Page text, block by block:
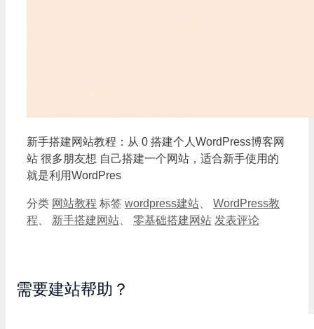
新手搭建网站教程：从 0 搭建个人WordPress博客网
站 很多朋友想 自己搭建一个网站，适合新手使用的
就是利用WordPres
分类 网站教程 标签 wordpress建站
WordPress教
程
新手搭建网站 零基础搭建网站 发表评论
需要建站帮助？